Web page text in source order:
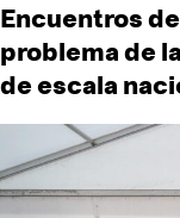
Encuentros
problema de
de escala